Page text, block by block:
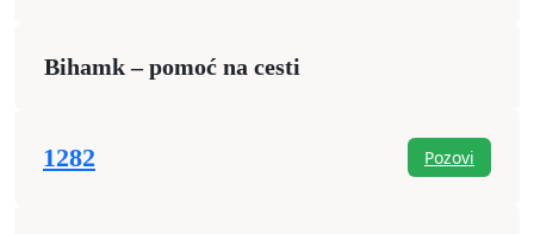
Bihamk – pomoć na cesti
1282 Pozovi